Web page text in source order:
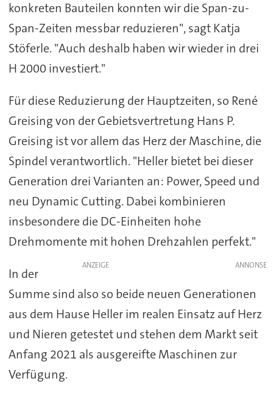
konkreten Bauteilen konnten wir die Span-zu-
Span-Zeiten messbar reduzieren", sagt Katja
Stöferle. "Auch deshalb haben wir wieder in drei
H 2000 investiert."
Für diese Reduzierung der Hauptzeiten, so René
Greising von der Gebietsvertretung Hans P.
Greising ist vor allem das Herz der Maschine, die
Spindel verantwortlich. "Heller bietet bei dieser
Generation drei Varianten an: Power, Speed und
neu Dynamic Cutting. Dabei kombinieren
insbesondere die DC-Einheiten hohe
Drehmomente mit hohen Drehzahlen perfekt."
ANZEIGE
In der
Summe sind also so beide neuen Generationen
aus dem Hause Heller im realen Einsatz auf Herz
und Nieren getestet und stehen dem Markt seit
Anfang 2021 als ausgereifte Maschinen zur
Verfügung.